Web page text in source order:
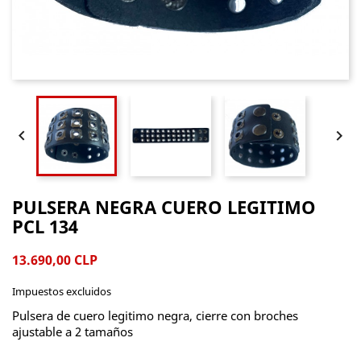
 
PULSERA NEGRA CUERO LEGITIMO
PCL 134
13.690,00 CLP
Impuestos excluidos
Pulsera de cuero legitimo negra, cierre con broches
ajustable a 2 tamaños